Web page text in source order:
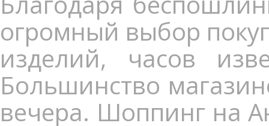
огромный выбор
изделий, часов
Большинство
вечера. Шоппинг на